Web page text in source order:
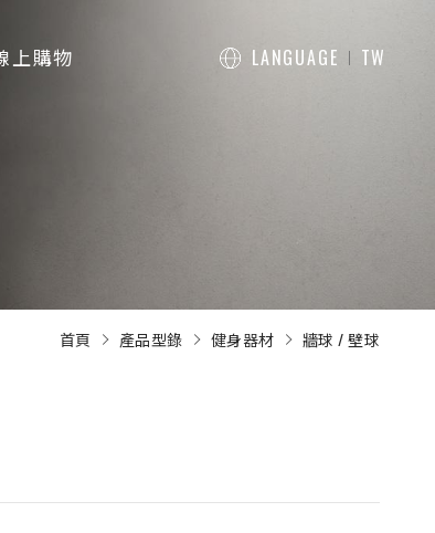
上購物 LANGUAGE TW
首頁 產品型錄 健身器材 牆球 / 壁球